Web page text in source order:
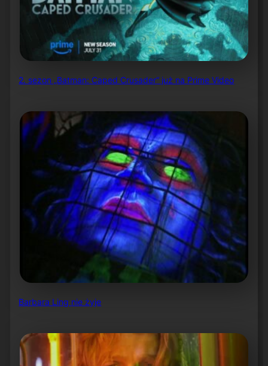
2. sezon „Batman: Caped Crusader” już na Prime Video
Barbara Ling nie żyje